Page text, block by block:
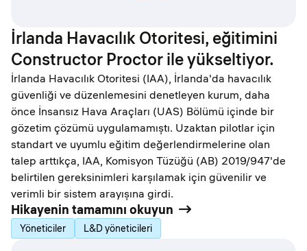
İrlanda Havacılık Otoritesi, eğitimini
Constructor Proctor ile yükseltiyor.
İrlanda Havacılık Otoritesi (IAA), İrlanda'da havacılık
güvenliği ve düzenlemesini denetleyen kurum, daha
önce İnsansız Hava Araçları (UAS) Bölümü içinde bir
gözetim çözümü uygulamamıştı. Uzaktan pilotlar için
standart ve uyumlu eğitim değerlendirmelerine olan
talep arttıkça, IAA, Komisyon Tüzüğü (AB) 2019/947'de
belirtilen gereksinimleri karşılamak için güvenilir ve
verimli bir sistem arayışına girdi.
Hikayenin tamamını okuyun
Yöneticiler L&D yöneticileri